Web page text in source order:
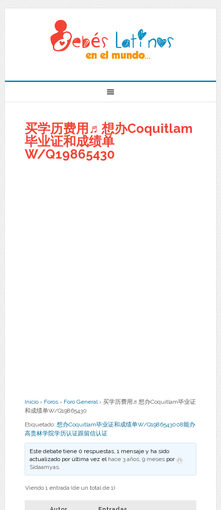
买学历费用♬想办Coquitlam
毕业证和成绩单
W/Q19865430
Inicio › Foros › Foro General › 买学历费用♬想办Coquitlam毕业证
和成绩单W/Q19865430
Etiquetado: 想办Coquitlam毕业证和成绩单W/Q1986543008能办
高贵林学院学历认证跟留信认证
Este debate tiene 0 respuestas, 1 mensaje y ha sido
actualizado por última vez el hace 3 años, 9 meses por
Sidaamyas.
Viendo 1 entrada (de un total de 1)